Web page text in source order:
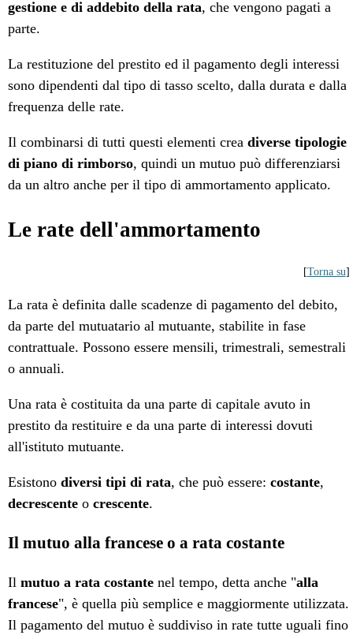
gestione e di addebito della rata, che vengono pagati a
parte.
La restituzione del prestito ed il pagamento degli interessi
sono dipendenti dal tipo di tasso scelto, dalla durata e dalla
frequenza delle rate.
Il combinarsi di tutti questi elementi creadiverse tipologie
di piano di rimborso, quindi un mutuo può differenziarsi
da un altro anche per il tipo di ammortamento applicato.
Le rate dell'ammortamento
[Torna su]
La rata è definita dalle scadenze di pagamento del debito,
da parte del mutuatario al mutuante, stabilite in fase
contrattuale. Possono essere mensili, trimestrali, semestrali
o annuali.
Una rata è costituita da una parte di capitale avuto in
prestito da restituire e da una parte di interessi dovuti
all'istituto mutuante.
Esistonodiversi tipi di rata, che può essere:costante,
decrescente ocrescente.
Il mutuo alla francese o a rata costante
Ilmutuo a rata costante nel tempo, detta anche "alla
francese", è quella più semplice e maggiormente utilizzata.
Il pagamento del mutuo è suddiviso in rate tutte uguali fino